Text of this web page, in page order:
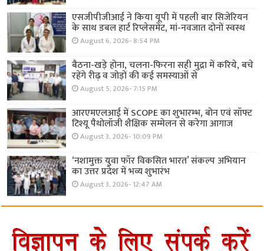
एसजीपीजीआई ने किया यूपी में पहली बार सिजेरियन
के साथ डबल हार्ट रिप्लेसमेंट, मां-नवजात दोनों स्वस्थ
August 6, 2026- 8:54 PM
बैठना-खड़े होना, चलना-फिरना सही मुद्रा में करिये, बचे
रहेंगे रीढ़ व जोड़ों की कई समस्याओं से
August 5, 2026- 7:15 PM
आरएमएलआई में SCOPE का शुभारम्भ, बोन एवं सॉफ्ट
टिश्यू पैथोलॉजी शैक्षिक सम्मेलन से करेगा आगाज
August 3, 2026- 10:09 PM
‘नशामुक्त युवा फॉर विकसित भारत’ संकल्प अभियान
का उत्तर प्रदेश में भव्य शुभारंभ
August 3, 2026- 12:47 AM